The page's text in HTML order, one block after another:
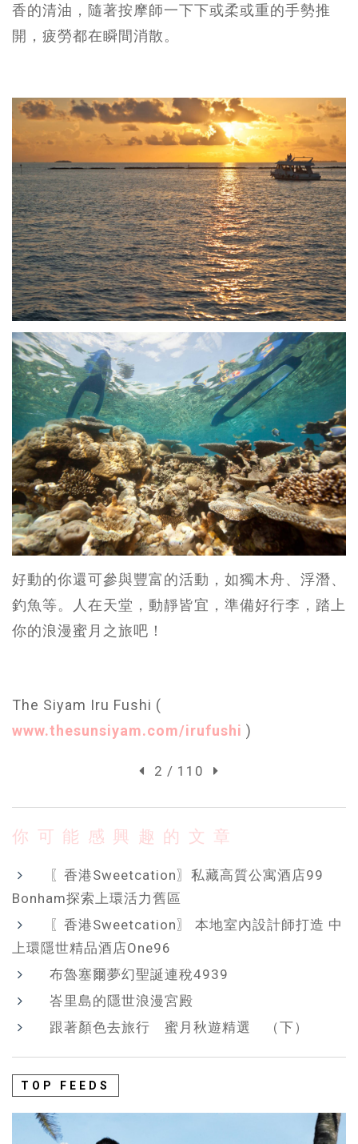
香的清油，隨著按摩師一下下或柔或重的手勢推
開，疲勞都在瞬間消散。
好動的你還可參與豐富的活動，如獨木舟、浮潛、
釣魚等。人在天堂，動靜皆宜，準備好行李，踏上
你的浪漫蜜月之旅吧！
The Siyam Iru Fushi (
www.thesunsiyam.com/irufushi )
2 / 110
你可能感興趣的文章
〖香港Sweetcation〗私藏高質公寓酒店99
Bonham探索上環活力舊區
〖香港Sweetcation〗 本地室內設計師打造 中
上環隱世精品酒店One96
布魯塞爾夢幻聖誕連稅4939
峇里島的隱世浪漫宮殿
跟著顏色去旅行 蜜月秋遊精選 （下）
TOP FEEDS